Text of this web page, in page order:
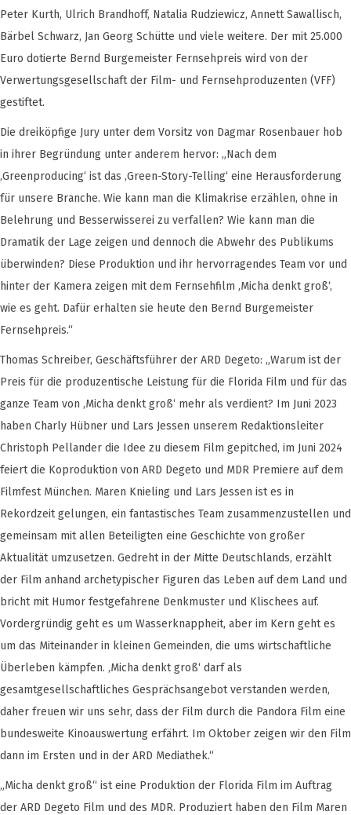
Peter Kurth, Ulrich Brandhoff, Natalia Rudziewicz, Annett Sawallisch,
Bärbel Schwarz, Jan Georg Schütte und viele weitere. Der mit 25.000
Euro dotierte Bernd Burgemeister Fernsehpreis wird von der
Verwertungsgesellschaft der Film- und Fernsehproduzenten (VFF)
gestiftet.
Die dreiköpfige Jury unter dem Vorsitz von Dagmar Rosenbauer hob
in ihrer Begründung unter anderem hervor: „Nach dem
‚Greenproducing‘ ist das ‚Green-Story-Telling‘ eine Herausforderung
für unsere Branche. Wie kann man die Klimakrise erzählen, ohne in
Belehrung und Besserwisserei zu verfallen? Wie kann man die
Dramatik der Lage zeigen und dennoch die Abwehr des Publikums
überwinden? Diese Produktion und ihr hervorragendes Team vor und
hinter der Kamera zeigen mit dem Fernsehfilm ‚Micha denkt groß‘,
wie es geht. Dafür erhalten sie heute den Bernd Burgemeister
Fernsehpreis.“
Thomas Schreiber, Geschäftsführer der ARD Degeto: „Warum ist der
Preis für die produzentische Leistung für die Florida Film und für das
ganze Team von ‚Micha denkt groß‘ mehr als verdient? Im Juni 2023
haben Charly Hübner und Lars Jessen unserem Redaktionsleiter
Christoph Pellander die Idee zu diesem Film gepitched, im Juni 2024
feiert die Koproduktion von ARD Degeto und MDR Premiere auf dem
Filmfest München. Maren Knieling und Lars Jessen ist es in
Rekordzeit gelungen, ein fantastisches Team zusammenzustellen und
gemeinsam mit allen Beteiligten eine Geschichte von großer
Aktualität umzusetzen. Gedreht in der Mitte Deutschlands, erzählt
der Film anhand archetypischer Figuren das Leben auf dem Land und
bricht mit Humor festgefahrene Denkmuster und Klischees auf.
Vordergründig geht es um Wasserknappheit, aber im Kern geht es
um das Miteinander in kleinen Gemeinden, die ums wirtschaftliche
Überleben kämpfen. ‚Micha denkt groß‘ darf als
gesamtgesellschaftliches Gesprächsangebot verstanden werden,
daher freuen wir uns sehr, dass der Film durch die Pandora Film eine
bundesweite Kinoauswertung erfährt. Im Oktober zeigen wir den Film
dann im Ersten und in der ARD Mediathek.“
„Micha denkt groß“ ist eine Produktion der Florida Film im Auftrag
der ARD Degeto Film und des MDR. Produziert haben den Film Maren